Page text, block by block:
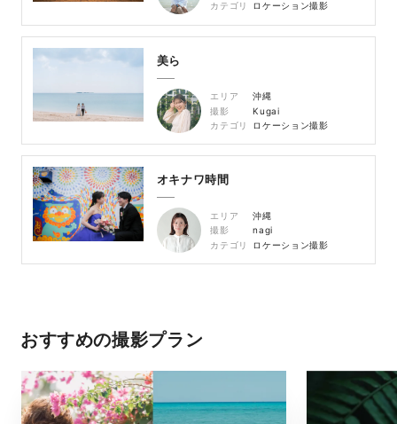
カテゴリ ロケーション撮影
美ら
エリア
沖縄
撮影
Kugai
カテゴリ
ロケーション撮影
オキナワ時間
エリア
沖縄
撮影
nagi
カテゴリ
ロケーション撮影
おすすめの撮影プラン